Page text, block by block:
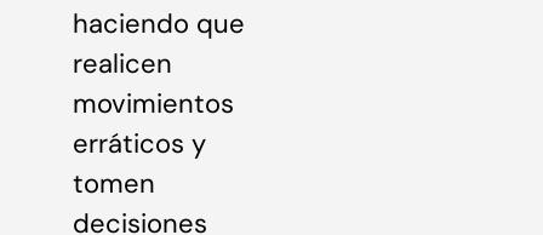
haciendo que
realicen
movimientos
erráticos y
tomen
decisiones